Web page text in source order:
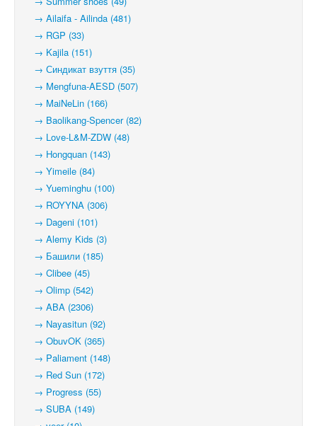
→ Ailaifa - Ailinda (481)
→ RGP (33)
→ Kajila (151)
→ Синдикат взуття (35)
→ Mengfuna-AESD (507)
→ MaiNeLin (166)
→ Baolikang-Spencer (82)
→ Love-L&M-ZDW (48)
→ Hongquan (143)
→ Yimeile (84)
→ Yueminghu (100)
→ ROYYNA (306)
→ Dageni (101)
→ Alemy Kids (3)
→ Башили (185)
→ Clibee (45)
→ Olimp (542)
→ ABA (2306)
→ Nayasitun (92)
→ ObuvOK (365)
→ Paliament (148)
→ Red Sun (172)
→ Progress (55)
→ SUBA (149)